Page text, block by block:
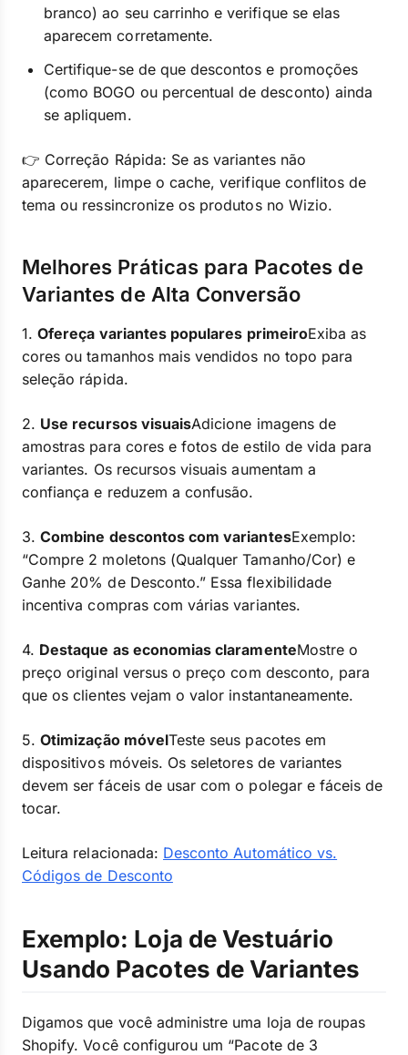
branco) ao seu carrinho e verifique se elas
aparecem corretamente.
Certifique-se de que descontos e promoções
(como BOGO ou percentual de desconto) ainda
se apliquem.
👉 Correção Rápida: Se as variantes não
aparecerem, limpe o cache, verifique conflitos de
tema ou ressincronize os produtos no Wizio.
Melhores Práticas para Pacotes de
Variantes de Alta Conversão
1.Ofereça variantes populares primeiroExiba as
cores ou tamanhos mais vendidos no topo para
seleção rápida.
2. Use recursos visuaisAdicione imagens de
amostras para cores e fotos de estilo de vida para
variantes. Os recursos visuais aumentam a
confiança e reduzem a confusão.
3.Combine descontos com variantesExemplo:
“Compre 2 moletons (Qualquer Tamanho/Cor) e
Ganhe 20% de Desconto.” Essa flexibilidade
incentiva compras com várias variantes.
4. Destaque as economias claramenteMostre o
preço original versus o preço com desconto, para
que os clientes vejam o valor instantaneamente.
5.Otimização móvelTeste seus pacotes em
dispositivos móveis. Os seletores de variantes
devem ser fáceis de usar com o polegar e fáceis de
tocar.
Leitura relacionada: Desconto Automático vs.
Códigos de Desconto
Exemplo: Loja de Vestuário
Usando Pacotes de Variantes
Digamos que você administre uma loja de roupas
Shopify. Você configurou um “Pacote de 3